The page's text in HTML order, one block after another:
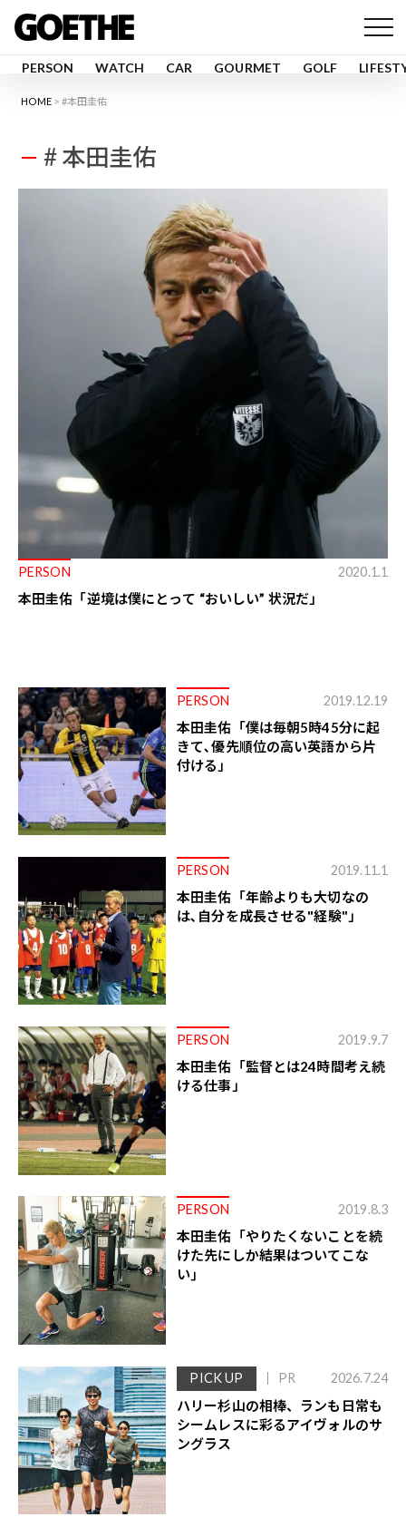
PERSON WATCH CAR GOURMET GOLF
HOME #本田圭佑
# 本田圭佑
PERSON 2020.1.1
本田圭佑「逆境は僕にとって “おいしい” 状況だ」
PERSON 2019.12.19
本田圭佑「僕は毎朝5時45分に起
きて､優先順位の高い英語から片
付ける」
PERSON 2019.11.1
本田圭佑「年齢よりも大切なの
は､自分を成長させる"経験"」
PERSON 2019.9.7
本田圭佑「監督とは24時間考え続
ける仕事」
PERSON 2019.8.3
本田圭佑「やりたくないことを続
けた先にしか結果はついてこな
い｣
PICK UP PR 2026.7.24
ハリー杉山の相棒、ランも日常も
シームレスに彩るアイヴォルのサ
ングラス